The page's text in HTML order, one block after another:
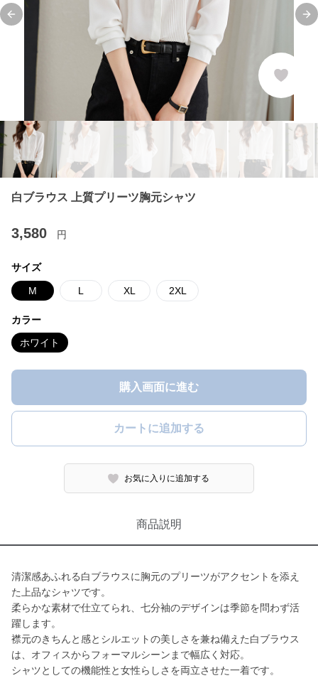
Previous slide
白ブラウス 上質プリーツ胸元シャツ
3,580 円
サイズ
M L XL 2XL
カラー
ホワイト
購入画面に進む
カートに追加する
お気に入りに追加する
商品説明
清潔感あふれる白ブラウスに胸元のプリーツがアクセントを添え
た上品なシャツです。
柔らかな素材で仕立てられ、七分袖のデザインは季節を問わず活
躍します。
襟元のきちんと感とシルエットの美しさを兼ね備えた白ブラウス
は、オフィスからフォーマルシーンまで幅広く対応。
シャツとしての機能性と女性らしさを両立させた一着です。